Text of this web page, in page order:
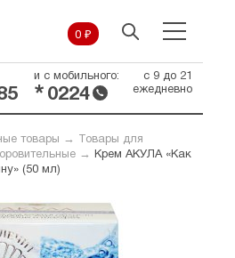
0 ₽
и с мобильного:
* 0224
с 9 до 21
ежедневно
товары →
Товары для
→
Крем АКУЛА «Как
(50 мл)